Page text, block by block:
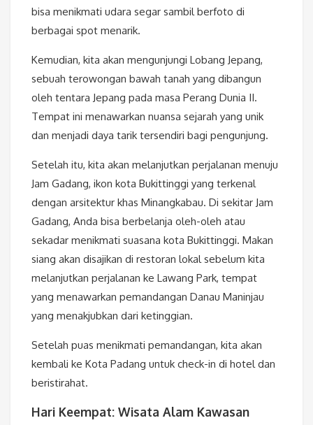
bisa menikmati udara segar sambil berfoto di
berbagai spot menarik.
Kemudian, kita akan mengunjungi Lobang Jepang,
sebuah terowongan bawah tanah yang dibangun
oleh tentara Jepang pada masa Perang Dunia II.
Tempat ini menawarkan nuansa sejarah yang unik
dan menjadi daya tarik tersendiri bagi pengunjung.
Setelah itu, kita akan melanjutkan perjalanan menuju
Jam Gadang, ikon kota Bukittinggi yang terkenal
dengan arsitektur khas Minangkabau. Di sekitar Jam
Gadang, Anda bisa berbelanja oleh-oleh atau
sekadar menikmati suasana kota Bukittinggi. Makan
siang akan disajikan di restoran lokal sebelum kita
melanjutkan perjalanan ke Lawang Park, tempat
yang menawarkan pemandangan Danau Maninjau
yang menakjubkan dari ketinggian.
Setelah puas menikmati pemandangan, kita akan
kembali ke Kota Padang untuk check-in di hotel dan
beristirahat.
Hari Keempat: Wisata Alam Kawasan